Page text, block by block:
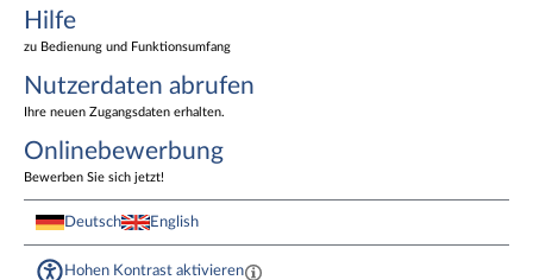
Hilfe
zu Bedienung und Funktionsumfang
Nutzerdaten abrufen
Ihre neuen Zugangsdaten erhalten.
Onlinebewerbung
Bewerben Sie sich jetzt!
Deutsch English
Hohen Kontrast aktivieren